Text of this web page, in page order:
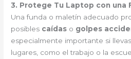
3. Protege Tu Laptop con una
Una funda o maletín adecuado
posibles caídas o golpes
especialmente importante si
lugares, como el trabajo o la